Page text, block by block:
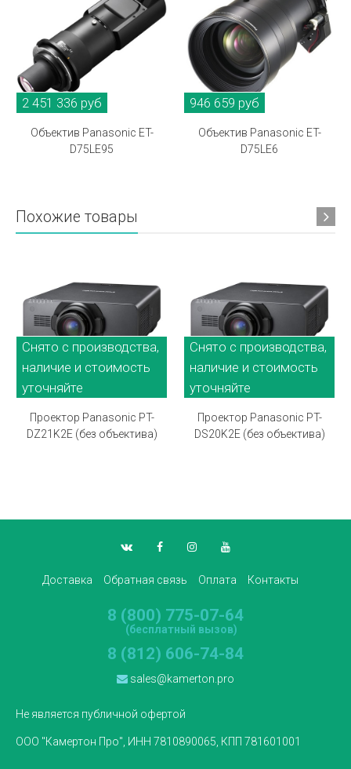
2 451 336 руб
Объектив Panasonic ET-
D75LE95
946 659 руб
Объектив Panasonic ET-
D75LE6
Похожие товары
Снято с производства,
наличие и стоимость
уточняйте
Проектор Panasonic PT-
DZ21K2E (без объектива)
Снято с производства,
наличие и стоимость
уточняйте
Проектор Panasonic PT-
DS20K2E (без объектива)
Доставка Обратная связь Оплата Контакты
8 (800) 775-07-64
(бесплатный вызов)
8 (812) 606-74-84
sales@kamerton.pro
Не является публичной офертой
ООО "Камертон Про", ИНН 7810890065, КПП 781601001